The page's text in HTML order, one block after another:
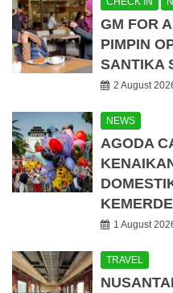
GM FOR
PIMPIN
SANTIKA
2 August
NEWS
AGODA
1 August
TRAVEL